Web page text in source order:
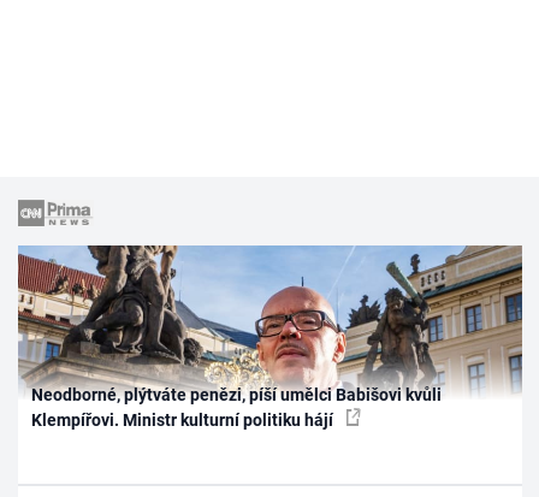
Neodborné, plýtváte penězi, píší umělci Babišovi kvůli
Klempířovi. Ministr kulturní politiku hájí